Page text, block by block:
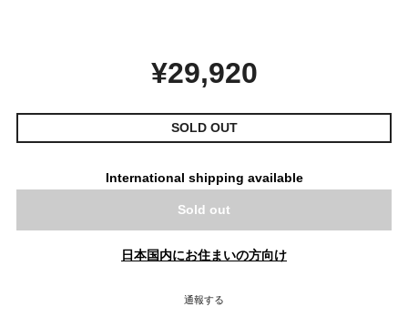
¥29,920
SOLD OUT
International shipping available
Sold out
日本国内にお住まいの方向け
通報する